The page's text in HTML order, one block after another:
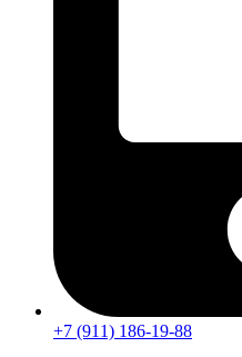
+7 (911) 186-19-88